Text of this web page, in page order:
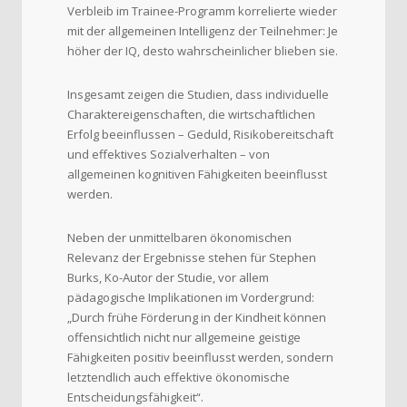
Verbleib im Trainee-Programm korrelierte wieder
mit der allgemeinen Intelligenz der Teilnehmer: Je
höher der IQ, desto wahrscheinlicher blieben sie.
Insgesamt zeigen die Studien, dass individuelle
Charaktereigenschaften, die wirtschaftlichen
Erfolg beeinflussen – Geduld, Risikobereitschaft
und effektives Sozialverhalten – von
allgemeinen kognitiven Fähigkeiten beeinflusst
werden.
Neben der unmittelbaren ökonomischen
Relevanz der Ergebnisse stehen für Stephen
Burks, Ko-Autor der Studie, vor allem
pädagogische Implikationen im Vordergrund:
„Durch frühe Förderung in der Kindheit können
offensichtlich nicht nur allgemeine geistige
Fähigkeiten positiv beeinflusst werden, sondern
letztendlich auch effektive ökonomische
Entscheidungsfähigkeit“.